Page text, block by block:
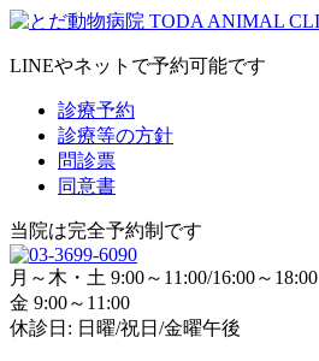
LINEやネットで予約可能です
診療予約
診療等の方針
問診票
同意書
当院は完全予約制です
月～木・土 9:00～11:00/16:00～18:00
金 9:00～11:00
休診日: 日曜/祝日/金曜午後